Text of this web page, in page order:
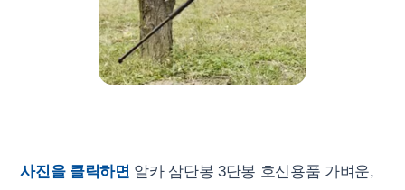
사진을 클릭하면 알카 삼단봉 3단봉 호신용품 가벼운,